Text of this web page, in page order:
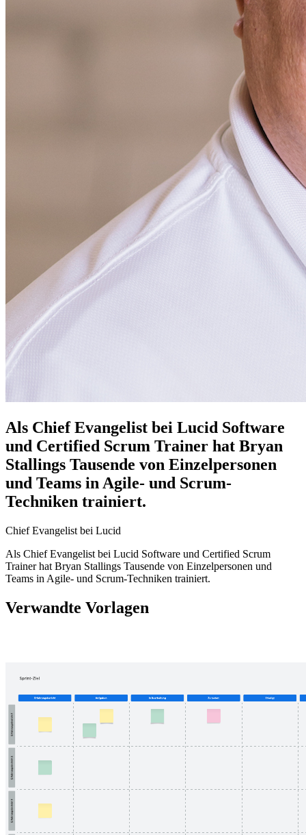
Als Chief Evangelist bei Lucid Software
und Certified Scrum Trainer hat Bryan
Stallings Tausende von Einzelpersonen
und Teams in Agile- und Scrum-
Techniken trainiert.
Chief Evangelist bei Lucid
Als Chief Evangelist bei Lucid Software und Certified Scrum
Trainer hat Bryan Stallings Tausende von Einzelpersonen und
Teams in Agile- und Scrum-Techniken trainiert.
Verwandte Vorlagen